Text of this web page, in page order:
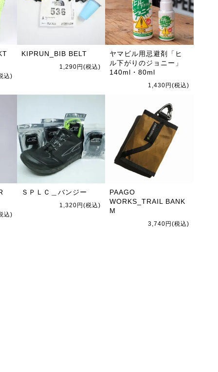
込)
KIPRUN_BIB BELT
1,290円(税込)
ヤマビル用忌避剤「ヒ
ル下がりのジョニー」
140ml・80ml
1,430円(税込)
込)
ＳＰＬＣ＿バンジー
1,320円(税込)
PAAGO
WORKS_TRAIL BANK
M
3,740円(税込)